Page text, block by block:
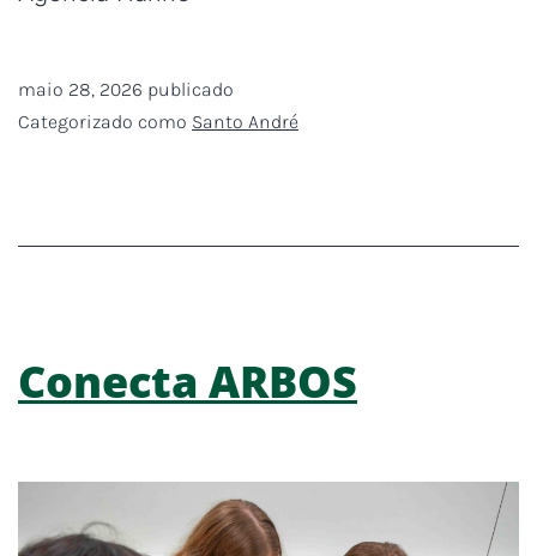
maio 28, 2026 publicado
Categorizado como Santo André
Conecta ARBOS